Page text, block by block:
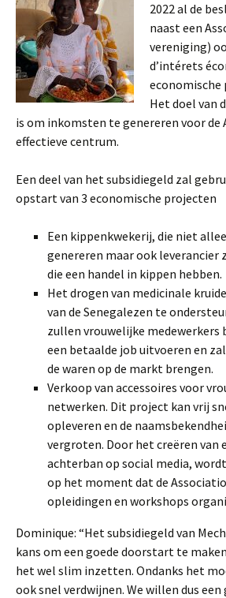
2022 al de
naast een
vereniging)
d’intérets
Het doel van
is om inkomsten te genereren voor de
effectieve centrum.
Een deel van het subsidiegeld zal
opstart van 3 economische projecten
Een kippenkwekerij, die niet
genereren maar ook leverancier
die een handel in kippen hebben.
Het drogen van medicinale
van de Senegalezen te
zullen vrouwelijke
een betaalde job uitvoeren en
de waren op de markt brengen.
Verkoop van accessoires voor
netwerken. Dit project kan vrij
opleveren en de
vergroten. Door het creëren van
achterban op social media,
op het moment dat de
opleidingen en workshops
Dominique: “Het subsidiegeld van
kans om een goede doorstart te
het wel slim inzetten. Ondanks het
ook snel verdwijnen. We willen dus